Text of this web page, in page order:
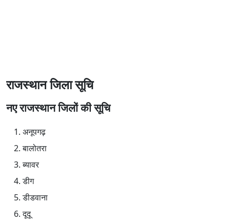
राजस्थान जिला सूचि
नए राजस्थान जिलों की सूचि
अनूपगढ़
बालोतरा
ब्यावर
डीग
डीडवाना
दूदू